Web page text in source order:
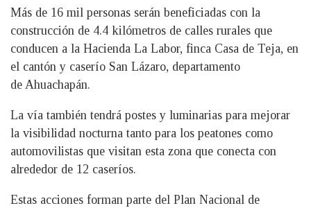
Más de 16 mil personas serán beneficiadas con la
construcción de 4.4 kilómetros de calles rurales que
conducen a la Hacienda La Labor, finca Casa de Teja, en
el cantón y caserío San Lázaro, departamento
de Ahuachapán.
La vía también tendrá postes y luminarias para mejorar
la visibilidad nocturna tanto para los peatones como
automovilistas que visitan esta zona que conecta con
alrededor de 12 caseríos.
Estas acciones forman parte del Plan Nacional de